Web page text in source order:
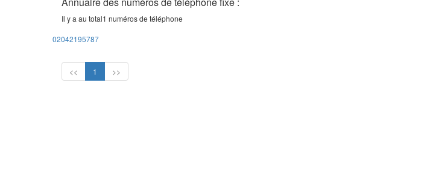
Il y a au total1 numéros de téléphone
02042195787
<< 1 >>